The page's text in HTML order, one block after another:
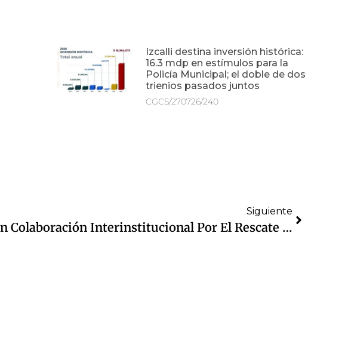
Izcalli destina inversión histórica:
16.3 mdp en estímulos para la
Policía Municipal; el doble de dos
trienios pasados juntos
CGCS/270726/240
Siguiente
Refuerzan Colaboración Interinstitucional Por El Rescate De La Presa De Guadalupe